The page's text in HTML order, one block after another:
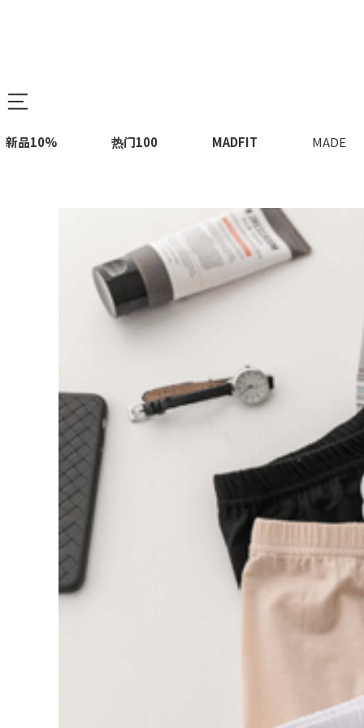
新品10% 热门100 MADFIT MADE